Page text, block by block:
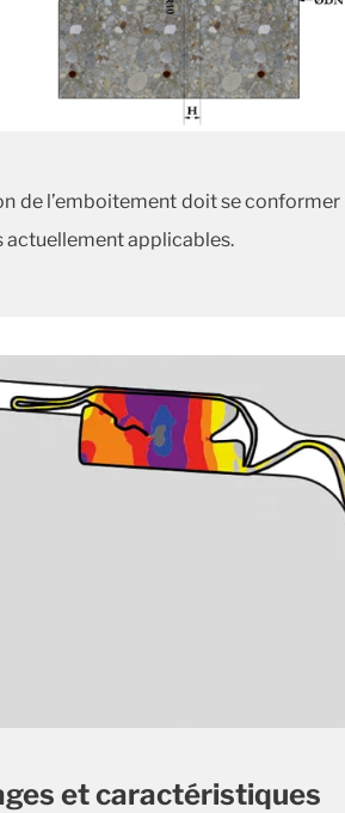
de l’emboitement doit se
actuellement applicables.
et caractéristiques